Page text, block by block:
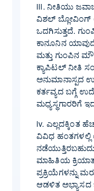
iii. ನೀತಿಯು
ವಿಶಲ್ ಬ್ಲೋವಿಂಗ್
ಒದಗಿಸುತ್ತದೆ.
ಕಾನೂನಿನ
ಮತ್ತು ಗುಂಪಿನ
ಕ್ಯಾಪಿಟಲ್ ನೀತಿ
ಅನುಮಾನಾಸ್ಪದ
ಕರ್ತವ್ಯದ ಬಗ್ಗೆ
ಮಧ್ಯಸ್ಥಗಾರರಿಗೆ
iv. ಎಲ್ಲದಕ್ಕಿಂತ
ವಿವಿಧ ಹಂತಗಳಲ್ಲಿ
ಮಾಹಿತಿಯ
ಪ್ರಕ್ರಿಯೆಗಳನ್ನು
ಆಡಳಿತ ಅಭ್ಯಾಸದ